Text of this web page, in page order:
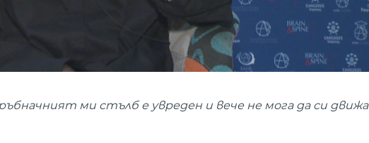
ми стълб е увреден и вече не мога да си движа